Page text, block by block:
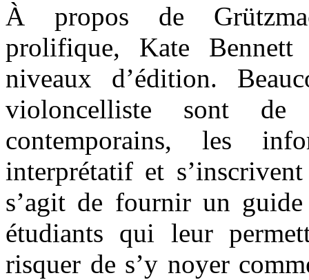
À propos de
prolifique, Kate Bennett
niveaux d’édition.
violoncelliste sont
contemporains, les
interprétatif et
s’agit de fournir un
étudiants qui leur
risquer de s’y noyer